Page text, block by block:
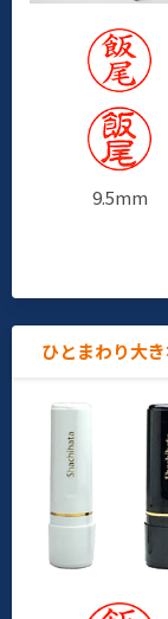
9.5mm
ひとまわり大